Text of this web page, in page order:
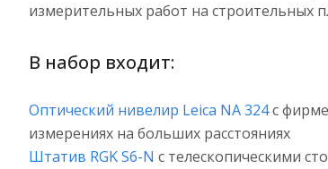
измерительных работ на строительных
В набор входит:
Оптический нивелир Leica NA 324с
измерениях на больших расстояниях
Штатив RGK S6-N с телескопическими